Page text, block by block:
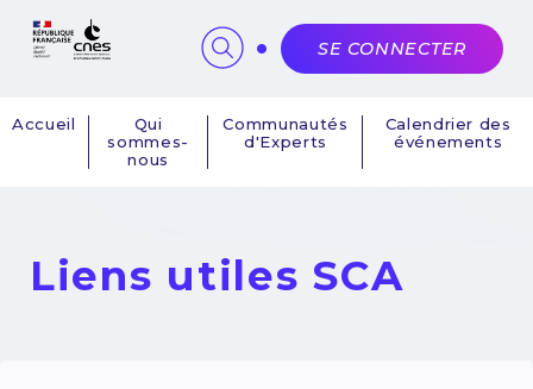
Navigation
Accueil
Qui
sommes-
nous
Communautés
d'Experts
Calendrier des
événements
SE CONNECTER
Liens utiles SCA